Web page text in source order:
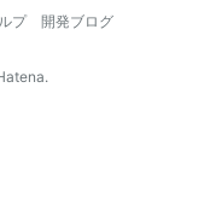
プ
開発ブログ